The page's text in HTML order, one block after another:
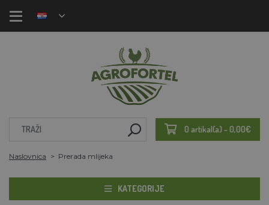
0 artikal(a) - 0,00€
Naslovnica Prerada mlijeka
KATEGORIJE